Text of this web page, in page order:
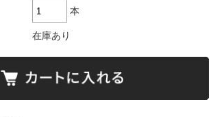
本
在庫あり